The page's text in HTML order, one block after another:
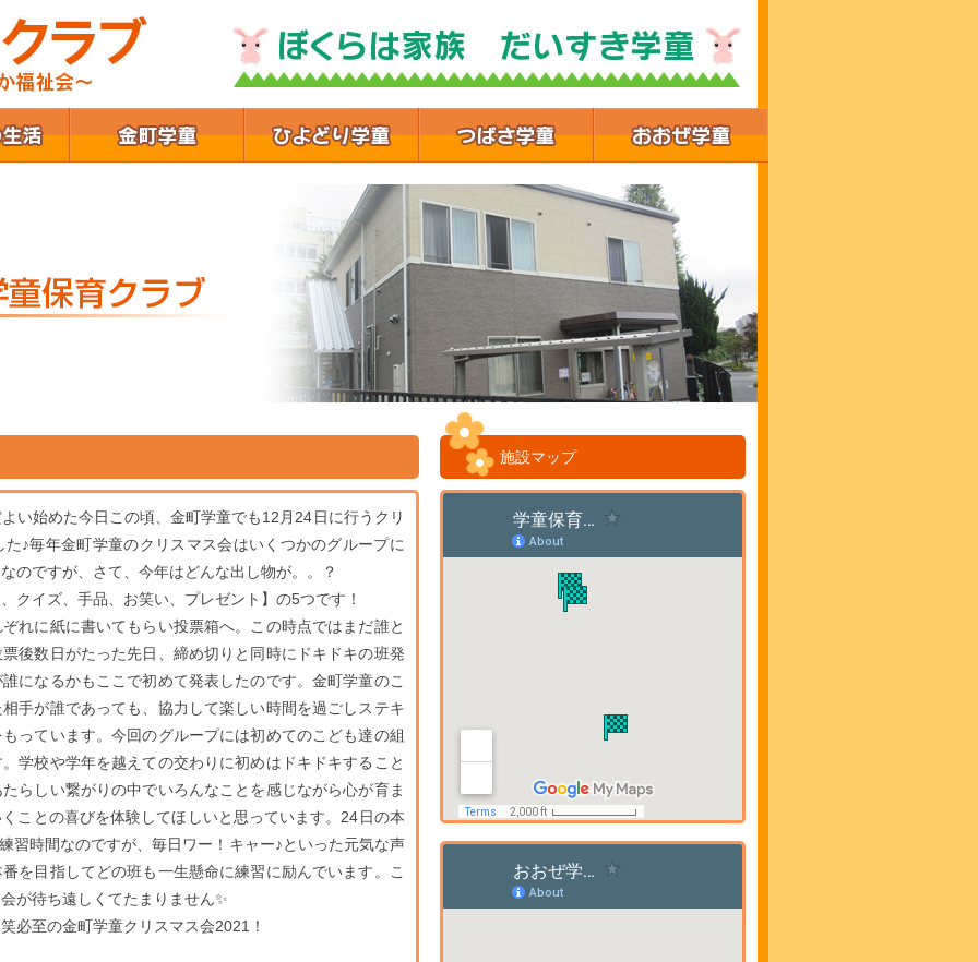
い始めた今日この頃、金町学童でも12月24日に行うクリ
♪毎年金町学童のクリスマス会はいくつかのグループに
のですが、さて、今年はどんな出し物が。。？
クイズ、手品、お笑い、プレゼント】の5つです！
れに紙に書いてもらい投票箱へ。この時点ではまだ誰と
後数日がたった先日、締め切りと同時にドキドキの班発
になるかもここで初めて発表したのです。金町学童のこ
手が誰であっても、協力して楽しい時間を過ごしステキ
っています。今回のグループには初めてのこども達の組
学校や学年を越えての交わりに初めはドキドキすること
らしい繋がりの中でいろんなことを感じながら心が育ま
ことの喜びを体験してほしいと思っています。24日の本
習時間なのですが、毎日ワー！キャー♪といった元気な声
を目指してどの班も一生懸命に練習に励んでいます。こ
が待ち遠しくてたまりません✨
必至の金町学童クリスマス会2021！
施設マップ